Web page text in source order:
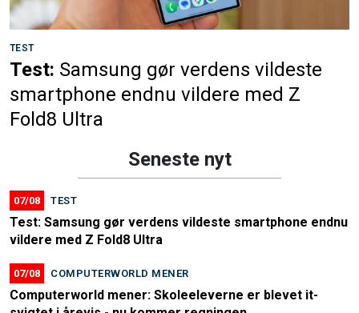
TEST
Test: Samsung gør verdens vildeste
smartphone endnu vildere med Z
Fold8 Ultra
Seneste nyt
07/08 TEST
Test: Samsung gør verdens vildeste smartphone endnu
vildere med Z Fold8 Ultra
07/08 COMPUTERWORLD MENER
Computerworld mener: Skoleeleverne er blevet it-